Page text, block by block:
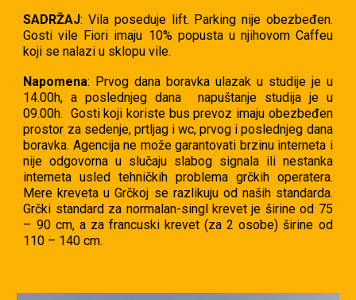
SADRŽAJ: Vila poseduje lift. Parking nije obezbeđen.
Gosti vile Fiori imaju 10% popusta u njihovom Caffeu
koji se nalazi u sklopu vile.
Napomena: Prvog dana boravka ulazak u studije je u
14.00h, a poslednjeg dana napuštanje studija je u
09.00h. Gosti koji koriste bus prevoz imaju obezbeđen
prostor za sedenje, prtljag i wc, prvog i poslednjeg dana
boravka. Agencija ne može garantovati brzinu interneta i
nije odgovorna u slučaju slabog signala ili nestanka
interneta usled tehničkih problema grčkih operatera.
Mere kreveta u Grčkoj se razlikuju od naših standarda.
Grčki standard za normalan-singl krevet je širine od 75
– 90 cm, a za francuski krevet (za 2 osobe) širine od
110 – 140 cm.